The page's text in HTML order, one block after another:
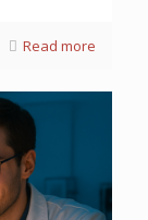
Read more